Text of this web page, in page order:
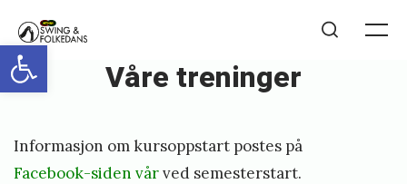
Open toolbar
content
NTNUI
og
Folkedans
Våre treninger
on
u
Informasjon om kursoppstart postes på
Facebook-siden vårved semesterstart.